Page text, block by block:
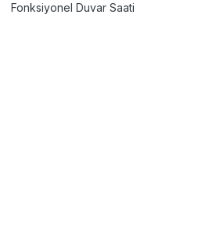
Fonksiyonel Duvar Saati